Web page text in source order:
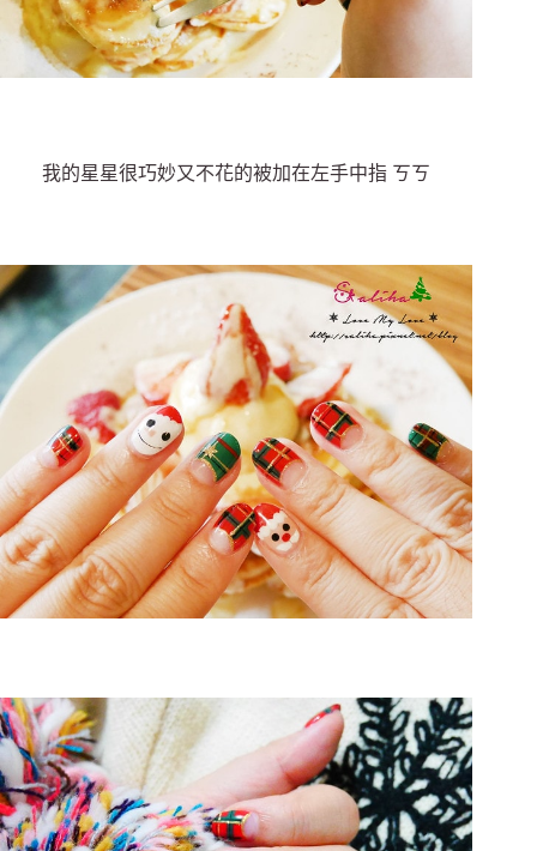
我的星星很巧妙又不花的被加在左手中指 ㄎㄎ